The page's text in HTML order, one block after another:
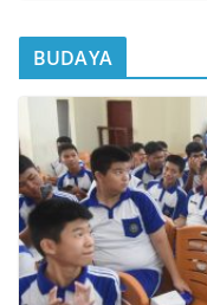
BUDAYA